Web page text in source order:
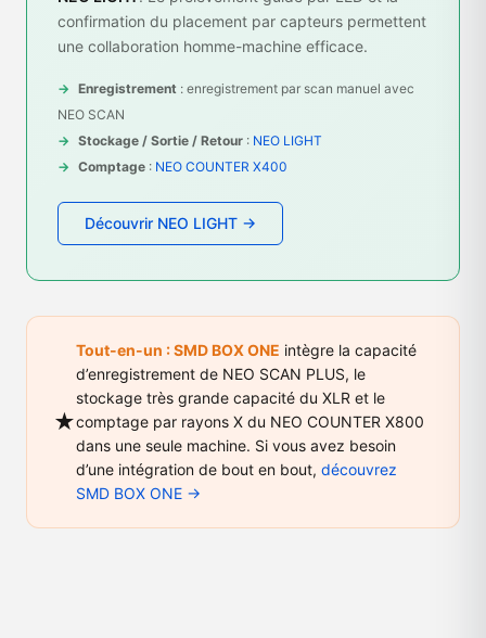
confirmation du placement par capteurs permettent
une collaboration homme-machine efficace.
Enregistrement : enregistrement par scan manuel avec
NEO SCAN
Stockage / Sortie / Retour : NEO LIGHT
Comptage : NEO COUNTER X400
Découvrir NEO LIGHT →
★
Tout-en-un : SMD BOX ONE intègre la capacité
d’enregistrement de NEO SCAN PLUS, le
stockage très grande capacité du XLR et le
comptage par rayons X du NEO COUNTER X800
dans une seule machine. Si vous avez besoin
d’une intégration de bout en bout, découvrez
SMD BOX ONE →